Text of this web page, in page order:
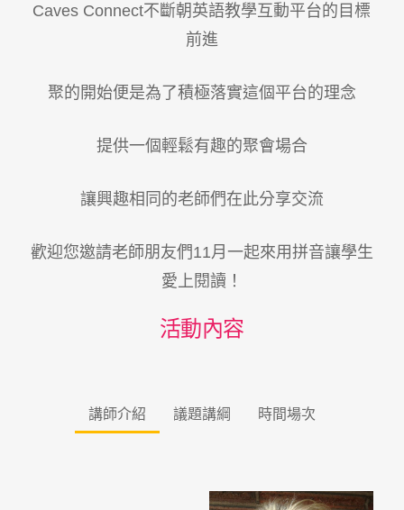
Caves Connect不斷朝英語教學互動平台的目標
前進
聚的開始便是為了積極落實這個平台的理念
提供一個輕鬆有趣的聚會場合
讓興趣相同的老師們在此分享交流
歡迎您邀請老師朋友們11月一起來用拼音讓學生
愛上閱讀！
活動內容
講師介紹 議題講綱 時間場次